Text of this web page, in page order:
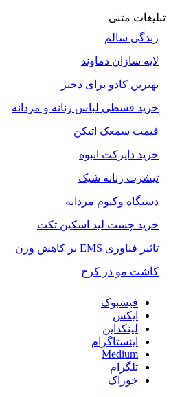
تبلیغات متنی
زندگی سالم
لایه سازان دماوند
بهترین کادو برای دختر
خرید قسطی لباس زنانه و مردانه
قیمت سمعک اتیکن
خرید دایرکت انبوه
تیشرت زنانه شیک
دستگاه وکیوم مردانه
خرید چست لید اسکین تکت
تاثیر فناوری EMS بر کاهش وزن
کاشت مو در کرج
فیسبوک
ایکس
لینکداین
اینستاگرام
Medium
تلگرام
خوراک